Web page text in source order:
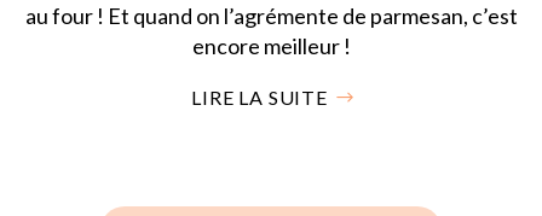
au four ! Et quand on l’agrémente de parmesan, c’est
encore meilleur !
LIRE LA SUITE